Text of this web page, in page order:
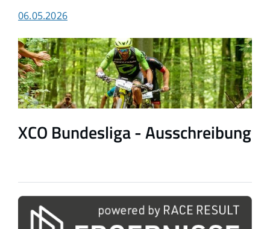
06.05.2026
XCO Bundesliga - Ausschreibung